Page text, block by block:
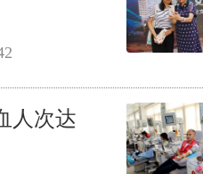
人次达